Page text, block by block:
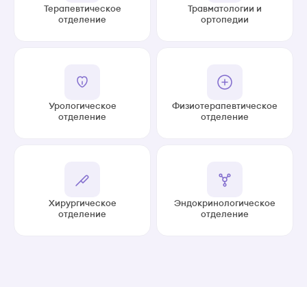
Терапевтическое
отделение
Травматологии и
ортопедии
Урологическое
отделение
Физиотерапевтическое
отделение
Хирургическое
отделение
Эндокринологическое
отделение